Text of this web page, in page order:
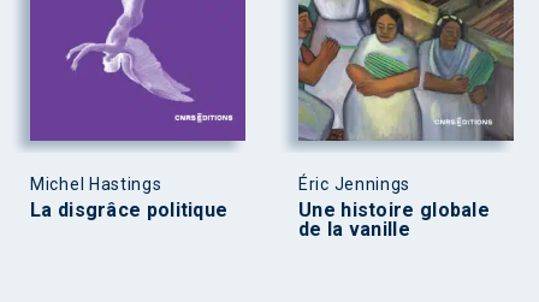
Michel Hastings
La disgrâce politique
Éric Jennings
Une histoire globale
de la vanille